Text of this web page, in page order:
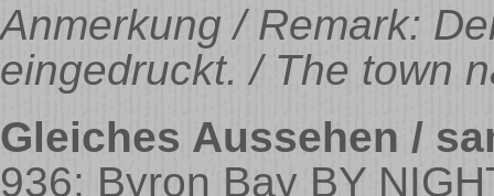
Anmerkung / Remark:
eingedruckt. / The town
Gleiches Aussehen /
936: Byron Bay BY